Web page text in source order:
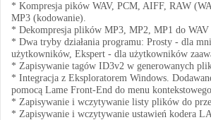
* Kompresja pików WAV, PCM, AIFF, RAW
MP3 (kodowanie).
* Dekompresja plików MP3, MP2, MP1 do WAV
* Dwa tryby działania programu: Prosty - dla
użytkowników, Ekspert - dla użytkowników
* Zapisywanie tagów ID3v2 w generowanych
* Integracja z Eksploratorem Windows.
pomocą Lame Front-End do menu
* Zapisywanie i wczytywanie listy plików do
* Zapisywanie i wczytywanie ustawień kodera